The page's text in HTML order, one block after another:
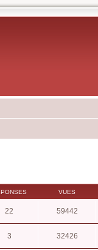
VUES
22 59442
3 32426